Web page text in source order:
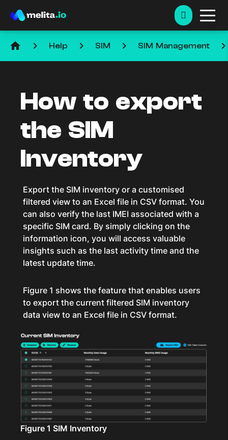
home keyboard_arrow_right Help keyboard_arrow_right SIM keyboard_arrow_right SIM Management
How to export
the SIM
Inventory
Export the SIM inventory or a customised
filtered view to an Excel file in CSV format. You
can also verify the last IMEI associated with a
specific SIM card. By simply clicking on the
information icon, you will access valuable
insights such as the last activity time and the
latest update time.
Figure 1 shows the feature that enables users
to export the current filtered SIM inventory
data view to an Excel file in CSV format.
Figure 1 SIM Inventory